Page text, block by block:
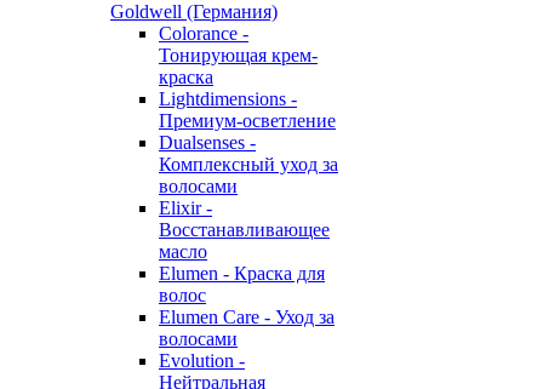
Goldwell (Германия)
Colorance -
Тонирующая крем-
краска
Lightdimensions -
Премиум-осветление
Dualsenses -
Комплексный уход за
волосами
Elixir -
Восстанавливающее
масло
Elumen - Краска для
волос
Elumen Care - Уход за
волосами
Evolution -
Нейтральная